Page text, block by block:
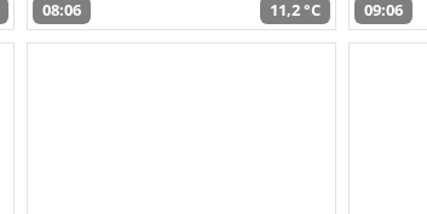
08:06 11,2 °C 09:06